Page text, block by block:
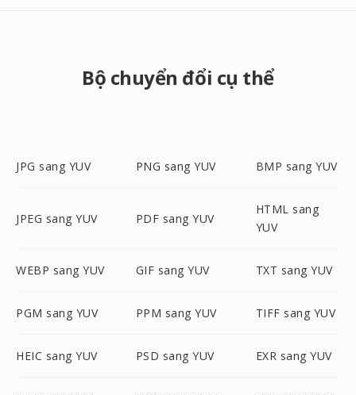
Bộ chuyển đổi cụ thể
JPG sang YUV PNG sang YUV BMP sang YUV
JPEG sang YUV PDF sang YUV
HTML sang
YUV
WEBP sang YUV GIF sang YUV TXT sang YUV
PGM sang YUV PPM sang YUV TIFF sang YUV
HEIC sang YUV PSD sang YUV EXR sang YUV